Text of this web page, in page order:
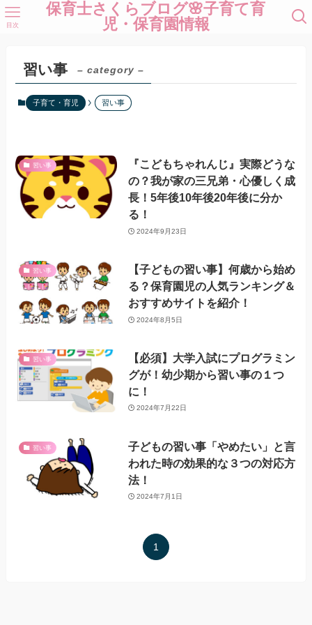
保育士さくらブログ🌸子育て育
児・保育園情報
目次
習い事 – category –
子育て・育児 習い事
習い事
『こどもちゃれんじ』実際どうな
の？我が家の三兄弟・心優しく成
長！5年後10年後20年後に分か
る！
2024年9月23日
習い事
【子どもの習い事】何歳から始め
る？保育園児の人気ランキング＆
おすすめサイトを紹介！
2024年8月5日
習い事
【必須】大学入試にプログラミン
グが！幼少期から習い事の１つ
に！
2024年7月22日
習い事
子どもの習い事「やめたい」と言
われた時の効果的な３つの対応方
法！
2024年7月1日
1